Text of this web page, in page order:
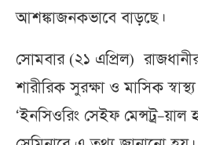
আশঙ্কাজনকভাবে বাড়ছে।
সোমবার (২১ এপ্রিল)
শারীরিক সুরক্ষা ও মাসিক
‘ইনসিওরিং সেইফ